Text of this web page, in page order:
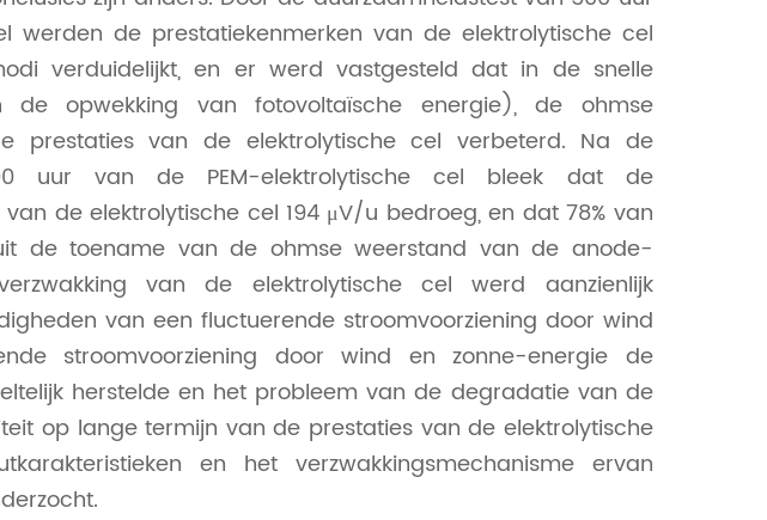
werden de prestatiekenmerken van de elektrolytische cel
verduidelijkt, en er werd vastgesteld dat in de snelle
de opwekking van fotovoltaïsche energie), de ohmse
prestaties van de elektrolytische cel verbeterd. Na de
uur van de PEM-elektrolytische cel bleek dat de
de elektrolytische cel 194 μV/u bedroeg, en dat 78% van
de toename van de ohmse weerstand van de anode-
van de elektrolytische cel werd aanzienlijk
van een fluctuerende stroomvoorziening door wind
stroomvoorziening door wind en zonne-energie de
herstelde en het probleem van de degradatie van de
op lange termijn van de prestaties van de elektrolytische
en het verzwakkingsmechanisme ervan